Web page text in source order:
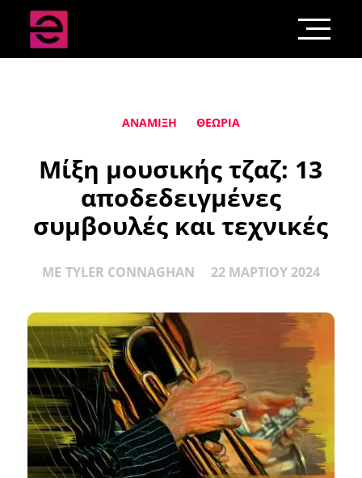
ΑΝΆΜΙΞΗ ΘΕΩΡΊΑ
Μίξη μουσικής τζαζ: 13
αποδεδειγμένες
συμβουλές και τεχνικές
ΜΕ TYLER CONNAGHAN 22 ΜΑΡΤΊΟΥ 2024